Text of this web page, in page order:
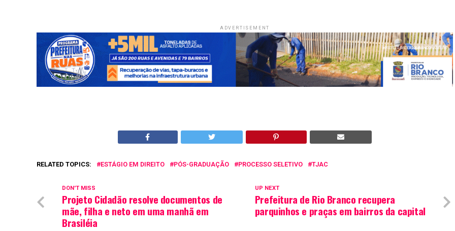
ADVERTISEMENT
RELATED TOPICS: ESTÁGIO EM DIREITO PÓS-GRADUAÇÃO PROCESSO SELETIVO TJAC
UP NEXT
Prefeitura de Rio Branco recupera
parquinhos e praças em bairros da capital
DON'T MISS
Projeto Cidadão resolve documentos de
mãe, filha e neto em uma manhã em
Brasiléia